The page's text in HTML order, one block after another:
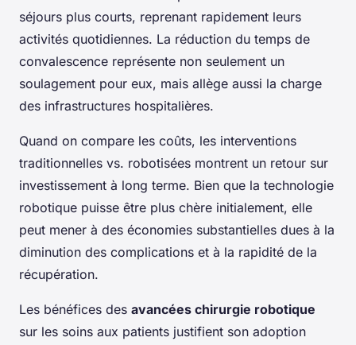
séjours plus courts, reprenant rapidement leurs
activités quotidiennes. La réduction du temps de
convalescence représente non seulement un
soulagement pour eux, mais allège aussi la charge
des infrastructures hospitalières.
Quand on compare les coûts, les interventions
traditionnelles vs. robotisées montrent un retour sur
investissement à long terme. Bien que la technologie
robotique puisse être plus chère initialement, elle
peut mener à des économies substantielles dues à la
diminution des complications et à la rapidité de la
récupération.
Les bénéfices des avancées chirurgie robotique
sur les soins aux patients justifient son adoption